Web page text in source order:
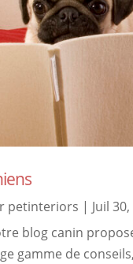
petinteriors | Juil
blog canin
gamme de